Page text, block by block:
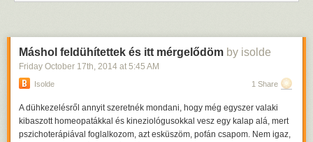
Máshol feldühítettek és itt mérgelődöm by isolde
Friday October 17th, 2014 at 5:45 AM
Isolde 1 Share
A dühkezelésről annyit szeretnék mondani, hogy még egyszer valaki
kibaszott homeopatákkal és kineziológusokkal vesz egy kalap alá, mert
pszichoterápiával foglalkozom, azt esküszöm, pofán csapom. Nem igaz,